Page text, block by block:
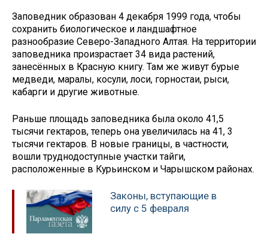
Заповедник образован 4 декабря 1999 года, чтобы
сохранить биологическое и ландшафтное
разнообразие Северо-Западного Алтая. На территории
заповедника произрастает 34 вида растений,
занесённых в Красную книгу. Там же живут бурые
медведи, маралы, косули, лоси, горностаи, рыси,
кабарги и другие животные.
Раньше площадь заповедника была около 41,5
тысячи гектаров, теперь она увеличилась на 41, 3
тысячи гектаров. В новые границы, в частности,
вошли труднодоступные участки тайги,
расположенные в Курьинском и Чарышском районах.
Законы, вступающие в
силу с 5 февраля